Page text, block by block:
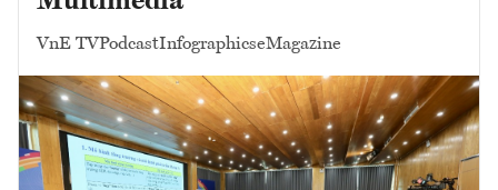
VnE TVPodcastInfographicseMagazine